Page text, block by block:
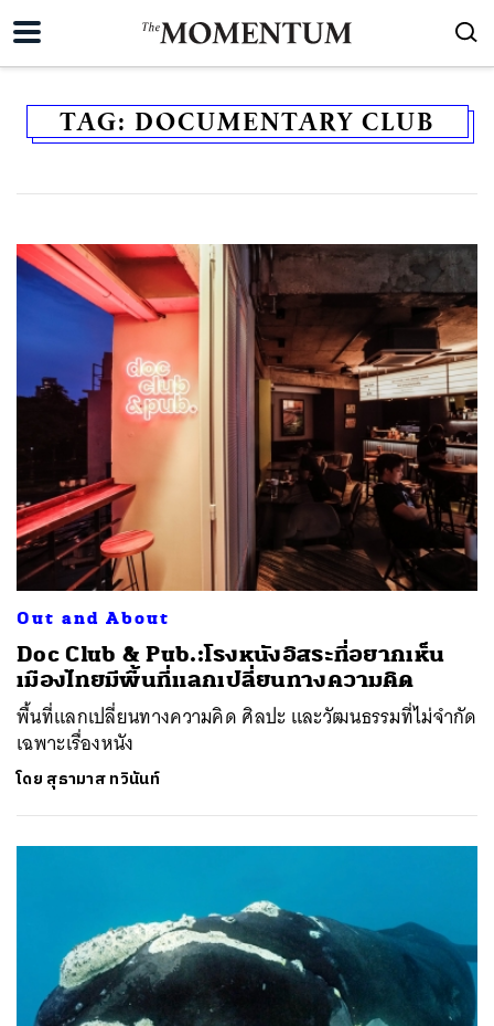
TAG: DOCUMENTARY CLUB
Out and About
Doc Club & Pub.:โรงหนังอิสระที่อยากเห็น
เมืองไทยมีพื้นที่แลกเปลี่ยนทางความคิด
พื้นที่แลกเปลี่ยนทางความคิด ศิลปะ และวัฒนธรรมที่ไม่จำกัด
เฉพาะเรื่องหนัง
โดย สุธามาส ทวินันท์